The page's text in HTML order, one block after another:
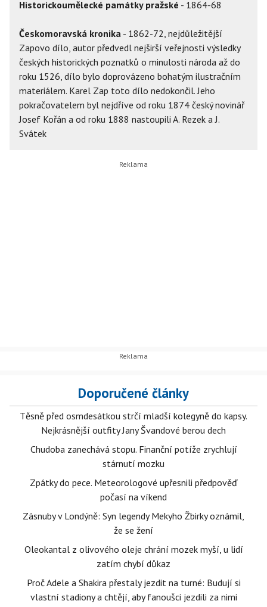
Historickoumělecké památky pražské - 1864-68
Českomoravská kronika - 1862-72, nejdůležitější
Zapovo dílo, autor předvedl nejširší veřejnosti výsledky
českých historických poznatků o minulosti národa až do
roku 1526, dílo bylo doprovázeno bohatým ilustračním
materiálem. Karel Zap toto dílo nedokončil. Jeho
pokračovatelem byl nejdříve od roku 1874 český novinář
Josef Kořán a od roku 1888 nastoupili A. Rezek a J.
Svátek
Doporučené články
Těsně před osmdesátkou strčí mladší kolegyně do kapsy.
Nejkrásnější outfity Jany Švandové berou dech
Chudoba zanechává stopu. Finanční potíže zrychlují
stárnutí mozku
Zpátky do pece. Meteorologové upřesnili předpověď
počasí na víkend
Zásnuby v Londýně: Syn legendy Mekyho Žbirky oznámil,
že se žení
Oleokantal z olivového oleje chrání mozek myší, u lidí
zatím chybí důkaz
Proč Adele a Shakira přestaly jezdit na turné: Budují si
vlastní stadiony a chtějí, aby fanoušci jezdili za nimi